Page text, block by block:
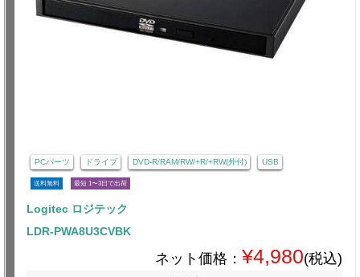
PCパーツ ドライブ DVD-R/RAM/RW/+R/+RW(外付) USB
送料無料 最短 1〜3日で出荷
Logitec ロジテック
LDR-PWA8U3CVBK
ネット価格： ¥4,980(税込)